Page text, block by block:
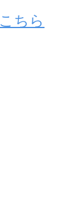
こちら